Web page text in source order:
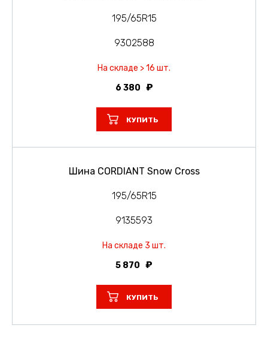
195/65R15
9302588
На складе > 16 шт.
6 380
КУПИТЬ
Шина CORDIANT Snow Cross
195/65R15
9135593
На складе 3 шт.
5 870
КУПИТЬ